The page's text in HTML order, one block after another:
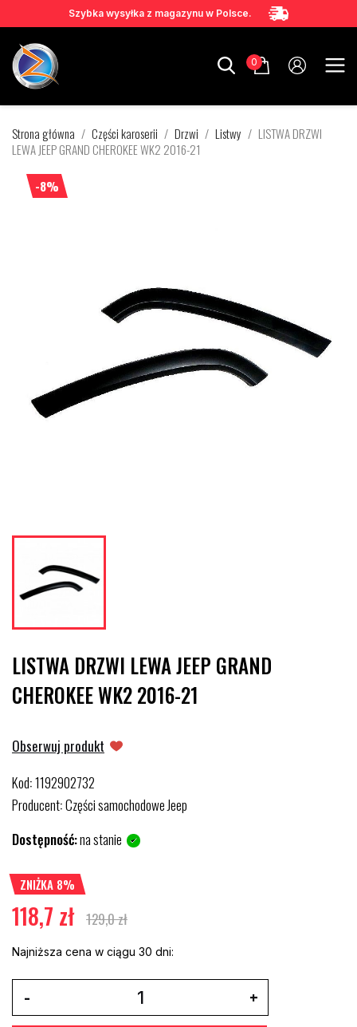
Szybka wysyłka z magazynu w Polsce.
0
Strona główna Części karoserii Drzwi Listwy
LISTWA DRZWI
LEWA JEEP GRAND CHEROKEE WK2 2016-21
-8%
LISTWA DRZWI LEWA JEEP GRAND
CHEROKEE WK2 2016-21
Obserwuj produkt
Kod:1192902732
Producent:Części samochodowe Jeep
Dostępność:na stanie
ZNIŻKA 8%
118,7 zł 129,0 zł
Najniższa cena w ciągu 30 dni: